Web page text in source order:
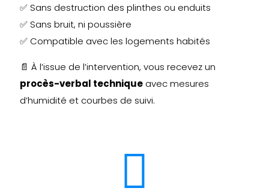
✅ Sans destruction des plinthes ou enduits
✅ Sans bruit, ni poussière
✅ Compatible avec les logements habités
📄 À l’issue de l’intervention, vous recevez un
procès-verbal technique avec mesures
d’humidité et courbes de suivi.